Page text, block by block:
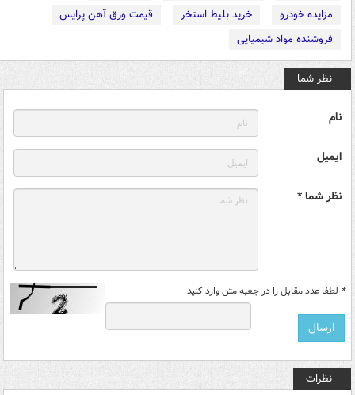
مزایده خودرو
خرید بلیط استخر
قیمت ورق آهن پرایس
فروشنده مواد شیمیایی
نظر شما
نام
ایمیل
نظر شما *
* لطفا عدد مقابل را در جعبه متن وارد کنید
نظرات